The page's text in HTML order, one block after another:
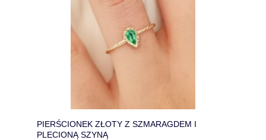
PIERŚCIONEK ZŁOTY Z SZMARAGDEM I
PLECIONĄ SZYNĄ